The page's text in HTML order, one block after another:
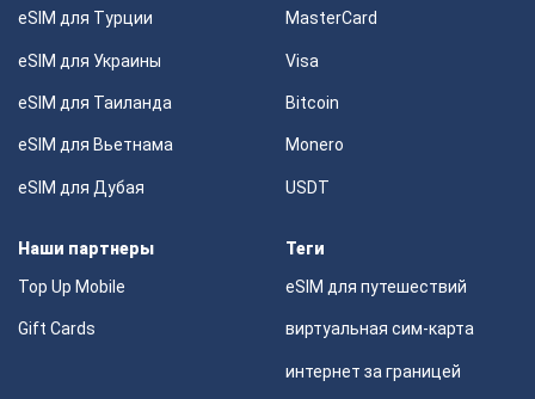
eSIM для Турции
eSIM для Украины
eSIM для Таиланда
eSIM для Вьетнама
eSIM для Дубая
MasterCard
Visa
Bitcoin
Monero
USDT
Наши партнеры
Top Up Mobile
Gift Cards
Теги
eSIM для путешествий
виртуальная сим-карта
интернет за границей